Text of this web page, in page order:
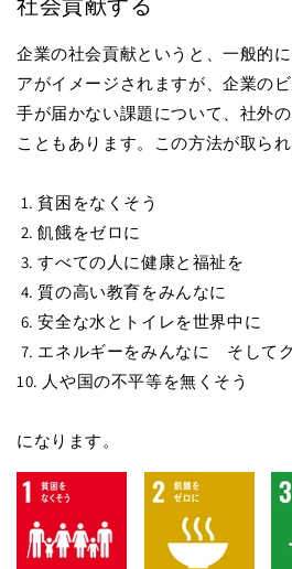
企業の社会貢献というと、一般的
アがイメージされますが、企業の
手が届かない課題について、社外
こともあります。この方法が取られ
1. 貧困をなくそう
2. 飢餓をゼロに
3. すべての人に健康と福祉を
4. 質の高い教育をみんなに
6. 安全な水とトイレを世界中に
7. エネルギーをみんなに そして
10. 人や国の不平等を無くそう
になります。